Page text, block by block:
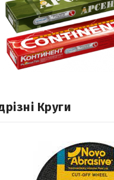
Круги